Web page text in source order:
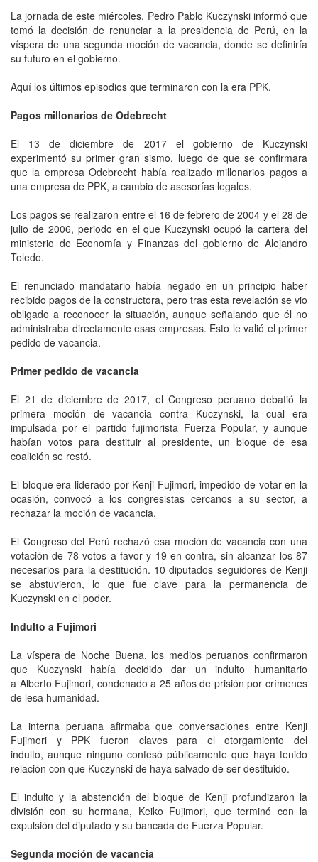
La jornada de este miércoles, Pedro Pablo Kuczynski informó que
tomó la decisión de renunciar a la presidencia de Perú, en la
víspera de una segunda moción de vacancia, donde se definiría
su futuro en el gobierno.
Aquí los últimos episodios que terminaron con la era PPK.
Pagos millonarios de Odebrecht
El 13 de diciembre de 2017 el gobierno de Kuczynski
experimentó su primer gran sismo, luego de que se confirmara
que la empresa Odebrecht había realizado millonarios pagos a
una empresa de PPK, a cambio de asesorías legales.
Los pagos se realizaron entre el 16 de febrero de 2004 y el 28 de
julio de 2006, periodo en el que Kuczynski ocupó la cartera del
ministerio de Economía y Finanzas del gobierno de Alejandro
Toledo.
El renunciado mandatario había negado en un principio haber
recibido pagos de la constructora, pero tras esta revelación se vio
obligado a reconocer la situación, aunque señalando que él no
administraba directamente esas empresas. Esto le valió el primer
pedido de vacancia.
Primer pedido de vacancia
El 21 de diciembre de 2017, el Congreso peruano debatió la
primera moción de vacancia contra Kuczynski, la cual era
impulsada por el partido fujimorista Fuerza Popular, y aunque
habían votos para destituir al presidente, un bloque de esa
coalición se restó.
El bloque era liderado por Kenji Fujimori, impedido de votar en la
ocasión, convocó a los congresistas cercanos a su sector, a
rechazar la moción de vacancia.
El Congreso del Perú rechazó esa moción de vacancia con una
votación de 78 votos a favor y 19 en contra, sin alcanzar los 87
necesarios para la destitución. 10 diputados seguidores de Kenji
se abstuvieron, lo que fue clave para la permanencia de
Kuczynski en el poder.
Indulto a Fujimori
La víspera de Noche Buena, los medios peruanos confirmaron
que Kuczynski había decidido dar un indulto humanitario
a Alberto Fujimori, condenado a 25 años de prisión por crímenes
de lesa humanidad.
La interna peruana afirmaba que conversaciones entre Kenji
Fujimori y PPK fueron claves para el otorgamiento del
indulto, aunque ninguno confesó públicamente que haya tenido
relación con que Kuczynski de haya salvado de ser destituido.
El indulto y la abstención del bloque de Kenji profundizaron la
división con su hermana, Keiko Fujimori, que terminó con la
expulsión del diputado y su bancada de Fuerza Popular.
Segunda moción de vacancia